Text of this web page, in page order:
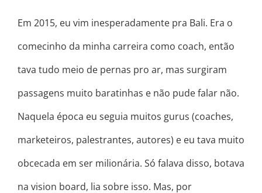
Em 2015, eu vim inesperadamente pra Bali. Era o
comecinho da minha carreira como coach, então
tava tudo meio de pernas pro ar, mas surgiram
passagens muito baratinhas e não pude falar não.
Naquela época eu seguia muitos gurus (coaches,
marketeiros, palestrantes, autores) e eu tava muito
obcecada em ser milionária. Só falava disso, botava
na vision board, lia sobre isso. Mas, por